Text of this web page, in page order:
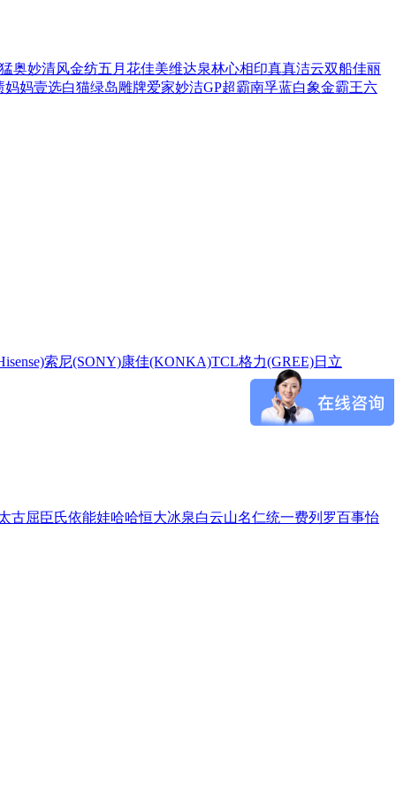
奥妙清风金纺五月花佳美维达泉林心相印真真洁云双船佳丽
妈妈壹选白猫绿岛雕牌爱家妙洁GP超霸南孚蓝白象金霸王六
索尼(SONY)康佳(KONKA)TCL格力(GREE)日立
古屈臣氏依能娃哈哈恒大冰泉白云山名仁统一费列罗百事怡